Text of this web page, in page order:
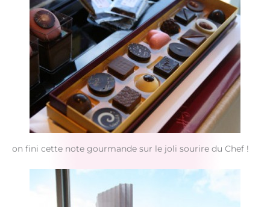
on fini cette note gourmande sur le joli sourire du Chef !